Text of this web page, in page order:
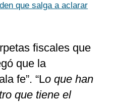
que salga a aclarar
fiscales que
que la
fe”. “Lo que han
que tiene el